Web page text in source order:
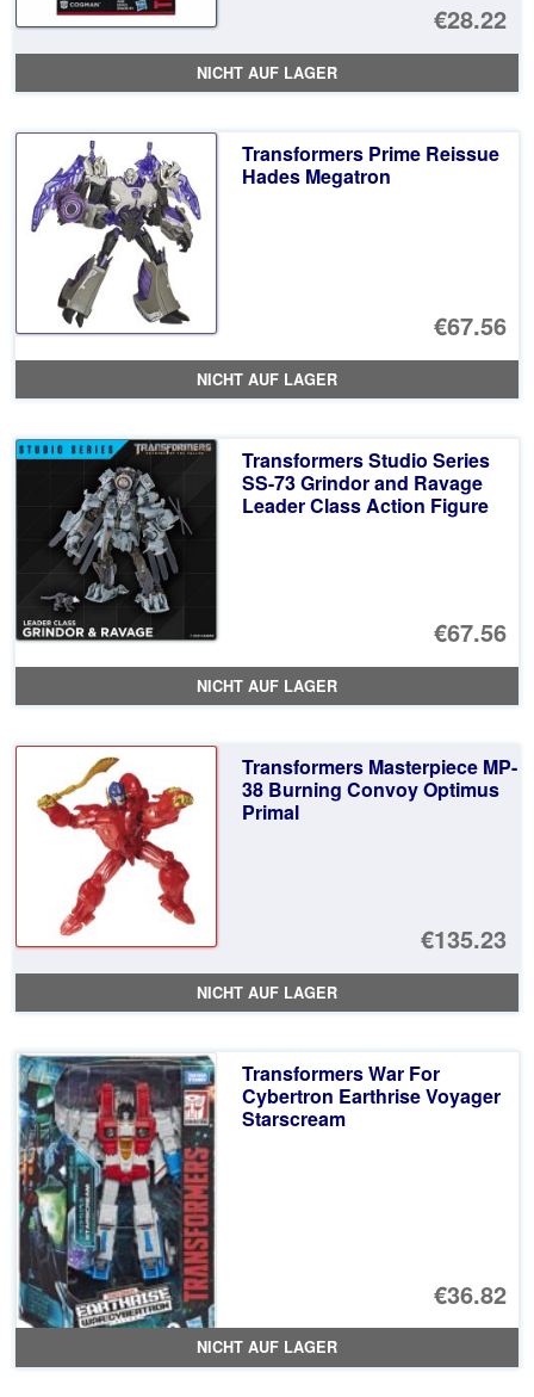
€28.22
NICHT AUF LAGER
Transformers Prime Reissue
Hades Megatron
€67.56
NICHT AUF LAGER
Transformers Studio Series
SS-73 Grindor and Ravage
Leader Class Action Figure
€67.56
NICHT AUF LAGER
Transformers Masterpiece MP-
38 Burning Convoy Optimus
Primal
€135.23
NICHT AUF LAGER
Transformers War For
Cybertron Earthrise Voyager
Starscream
€36.82
NICHT AUF LAGER